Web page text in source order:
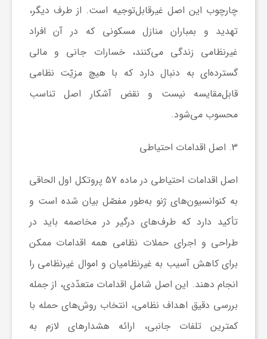
چارچوب این اصل غیرقابل‌توجیه است. از طرف دیگر،
تهدید و بمباران منازل مسکونی که در آن افراد
غیرنظامی زندگی می‌کنند، خسارات جانی و مالی
گسترده‌ای به دنبال دارد که با هیچ مزیّت نظامی
قابل‌مقایسه نیست و نقض آشکار اصل تناسب
محسوب می‌شود.
3. اصل اقدامات احتیاطی
اصل اقدامات احتیاطی در ماده 57 پروتکل اول الحاقی
به کنوانسیون‌های ژنو به‌طور مفصّل بیان شده است و
تأکید دارد که طرف‌های درگیر در مخاصمه باید در
طراحی و اجرای حملات نظامی همه اقدامات ممکن
برای کاهش آسیب به غیرنظامیان و اموال غیرنظامی را
انجام دهند. این اصل شامل اقدامات متعدّدی، از جمله
بررسی دقیق اهداف نظامی، انتخاب روش‌های حمله با
کمترین تلفات جانبی، ارائه هشدارهای لازم به